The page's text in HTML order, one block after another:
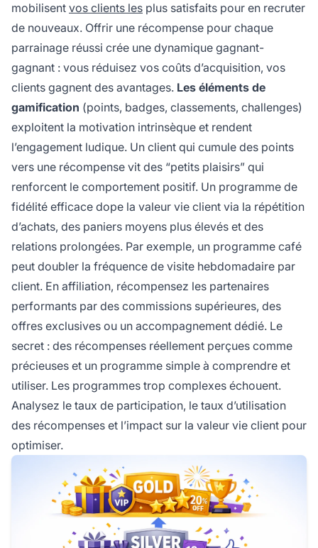
mobilisent vos clients les plus satisfaits pour en recruter
de nouveaux. Offrir une récompense pour chaque
parrainage réussi crée une dynamique gagnant-
gagnant : vous réduisez vos coûts d’acquisition, vos
clients gagnent des avantages. Les éléments de
gamification (points, badges, classements, challenges)
exploitent la motivation intrinsèque et rendent
l’engagement ludique. Un client qui cumule des points
vers une récompense vit des “petits plaisirs” qui
renforcent le comportement positif. Un programme de
fidélité efficace dope la valeur vie client via la répétition
d’achats, des paniers moyens plus élevés et des
relations prolongées. Par exemple, un programme café
peut doubler la fréquence de visite hebdomadaire par
client. En affiliation, récompensez les partenaires
performants par des commissions supérieures, des
offres exclusives ou un accompagnement dédié. Le
secret : des récompenses réellement perçues comme
précieuses et un programme simple à comprendre et
utiliser. Les programmes trop complexes échouent.
Analysez le taux de participation, le taux d’utilisation
des récompenses et l’impact sur la valeur vie client pour
optimiser.